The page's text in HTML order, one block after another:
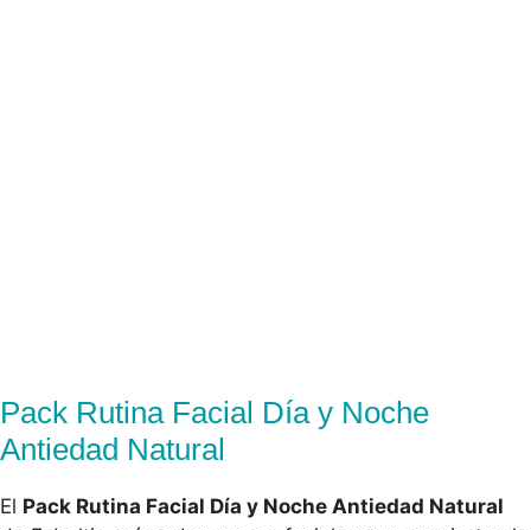
Pack Rutina Facial Día y Noche
Antiedad Natural
El Pack Rutina Facial Día y Noche Antiedad Natural